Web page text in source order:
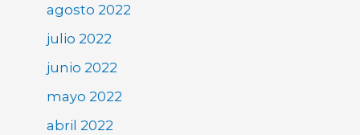
agosto 2022
julio 2022
junio 2022
mayo 2022
abril 2022